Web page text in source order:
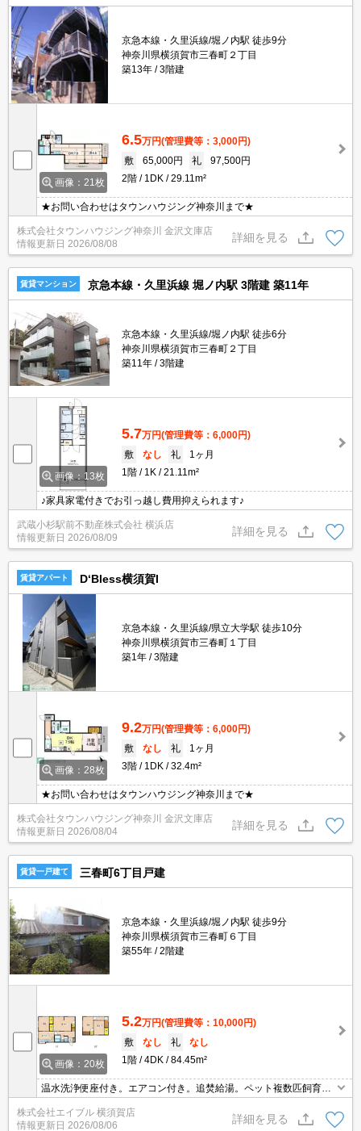
京急本線・久里浜線/堀ノ内駅 徒歩9分
神奈川県横須賀市三春町２丁目
築13年
3階建
画像：21枚
6.5万円(管理費等：3,000円)
敷
65,000円 礼
97,500円
2階
1DK 29.11m²
★お問い合わせはタウンハウジング神奈川まで★
株式会社タウンハウジング神奈川 金沢文庫店
情報更新日 2026/08/08
詳細を見る
賃貸マンション 京急本線・久里浜線 堀ノ内駅 3階建 築11年
京急本線・久里浜線/堀ノ内駅 徒歩6分
神奈川県横須賀市三春町２丁目
築11年
3階建
画像：13枚
5.7万円(管理費等：6,000円)
敷
なし 礼
1ヶ月
1階
1K 21.11m²
♪家具家電付きでお引っ越し費用抑えられます♪
武蔵小杉駅前不動産株式会社 横浜店
情報更新日 2026/08/09
詳細を見る
賃貸アパート D‘Bless横須賀I
京急本線・久里浜線/県立大学駅 徒歩10分
神奈川県横須賀市三春町１丁目
築1年
3階建
画像：28枚
9.2万円(管理費等：6,000円)
敷
なし 礼
1ヶ月
3階
1DK 32.4m²
★お問い合わせはタウンハウジング神奈川まで★
株式会社タウンハウジング神奈川 金沢文庫店
情報更新日 2026/08/04
詳細を見る
賃貸一戸建て 三春町6丁目戸建
京急本線・久里浜線/堀ノ内駅 徒歩9分
神奈川県横須賀市三春町６丁目
築55年
2階建
画像：20枚
5.2万円(管理費等：10,000円)
敷
なし 礼
なし
1階
4DK 84.45m²
温水洗浄便座付き。エアコン付き。追焚給湯。ペット複数匹飼育応
相談。大型犬飼育可。ペット飼育の場合、敷金1ヵ月分増。
株式会社エイブル 横須賀店
情報更新日 2026/08/06
詳細を見る